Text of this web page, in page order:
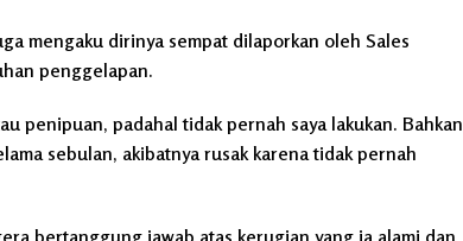
mengaku dirinya sempat dilaporkan oleh Sales
penggelapan.
penipuan, padahal tidak pernah saya lakukan. Bahkan
sebulan, akibatnya rusak karena tidak pernah
bertanggung jawab atas kerugian yang ia alami dan